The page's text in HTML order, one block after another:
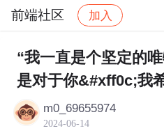
前端社区 加入
社区 前端社区 感慨
“我一直是个坚定的
是对于你&#xff0c;我
m0_69655974
2024-06-14